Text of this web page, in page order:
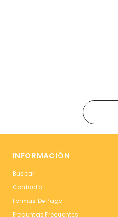
INFORMACIÓN
Buscar
Contacto
Formas De Pago
Preguntas Frecuentes